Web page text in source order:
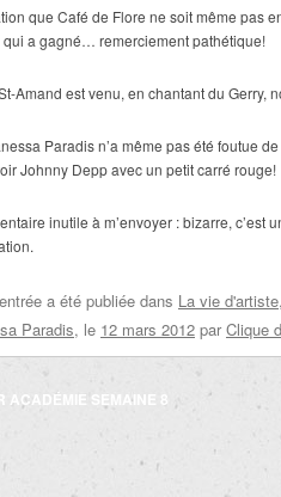
que Café de Flore ne soit même pas
qui a gagné… remerciement pathétique!
Amand est venu, en chantant du Gerry,
Paradis n’a même pas été foutue
Johnny Depp avec un petit carré rouge!
inutile à m’envoyer : bizarre, c’est
a été publiée dans La vie d'artiste
Paradis, le 12 mars 2012 par Clique
ACADÉMIE SEMAINE 8